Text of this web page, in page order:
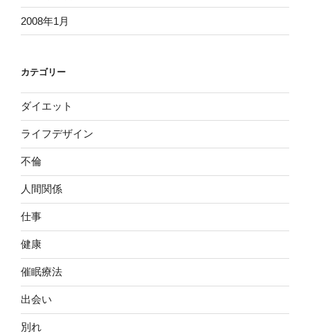
2008年1月
カテゴリー
ダイエット
ライフデザイン
不倫
人間関係
仕事
健康
催眠療法
出会い
別れ